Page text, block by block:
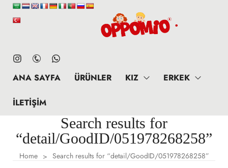
ANA SAYFA ÜRÜNLER KIZ ERKEK
İLETIŞIM
Search results for
“detail/GoodID/051978268258”
Home > Search results for “detail/GoodID/051978268258”